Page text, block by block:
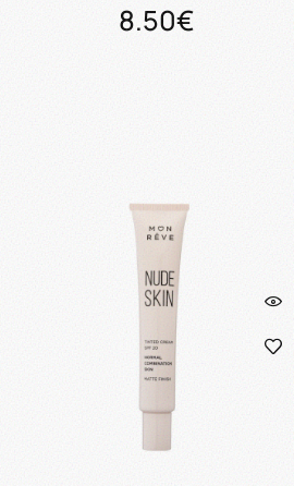
8.50€
Προσθήκη στο καλάθι